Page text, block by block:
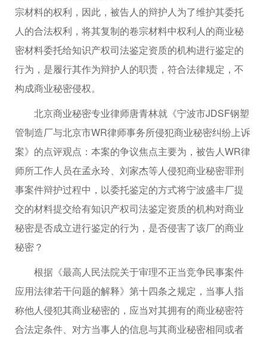
宗材料的权利，因此，被告人的辩护人为了维护其委托
人的合法权利，将其复制的卷宗材料中权利人的商业秘
密材料委托给知识产权司法鉴定资质的机构进行鉴定的
行为，是履行其作为辩护人的职责，符合法律规定，不
构成商业秘密侵权。
北京商业秘密专业律师唐青林就《宁波市JDSF钢塑
管制造厂与北京市WR律师事务所侵犯商业秘密纠纷上诉
案》的点评观点：本案的争议焦点主要为，被告人WR律
师所工作人员在孟永玲、刘家杰等人侵犯商业秘密罪刑
事案件辩护过程中，以委托鉴定的方式将宁波盛丰厂提
交的材料提交给有知识产权司法鉴定资质的机构对商业
秘密是否成立进行鉴定的行为，是否侵害了该厂的商业
秘密？
根据《最高人民法院关于审理不正当竞争民事案件
应用法律若干问题的解释》第十四条之规定，当事人指
称他人侵犯其商业秘密的，应当对其拥有的商业秘密符
合法定条件、对方当事人的信息与其商业秘密相同或者